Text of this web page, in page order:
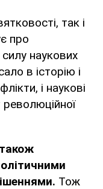
так і
про
наукових
в історію і
і наукові
Тож